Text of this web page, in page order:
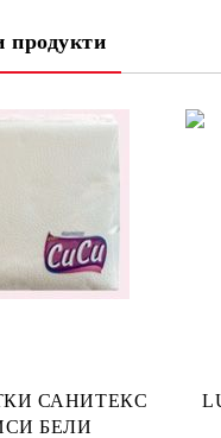
продукти
САНИТЕКС
БЕЛИ